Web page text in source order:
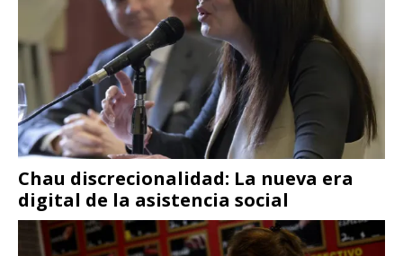
Chau discrecionalidad: La nueva era
digital de la asistencia social